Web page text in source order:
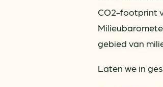
CO2-footprint
gebied van
Laten we in